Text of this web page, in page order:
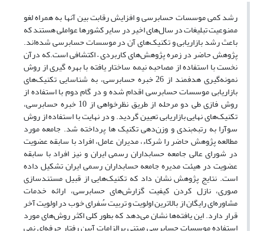
رشد کمی موسسات حسابرسی و افزایش رقابت بین آنها به همراه لغو
ممنوعیت تبلیغات در سال‌های اخیر در سایر کشورها عواملی هستند که
باعث رشد بازاریابی و تکنیک‌های آن در موسسات حسابرسی شده‌اند.
پژوهش حاضر در زمره پژوهش‌های کاربردی – اکتشافی است.که درآن
نخست با استفاده از مصاحبه نیمه ساختار یافته با بهره گیری از روش
نمونه‌گیری هدفمند از 26 خبره حسابرسی، به شناسایی تکنیک‌های
بازاریابی موسسات حسابرسی اقدام شده و در گام دوم با استفاده از
روش فازی طی دو مرحله از طریق نظرخواهی از 10 خبره حسابرسی،
تکنیک‌های نهایی بازاریابی تعیین گردید. و در نهایت با استفاده از روش
سوآرا به رتبه‌بندی و وزن‌دهی تکنیک ها پرداخته شد. جامعه مورد
مطالعه پژوهش حاضر را شرکاء، مدیران عامل، افراد با سابقه عضویت
در شورای عالی جامعه حسابداران رسمی ایران و نیز افراد با سابقه
عضویت در هیئت مدیره جامعه حسابداران رسمی ایران تشکیل داده
است. نتایج پژوهش نشان داد که تکنیک‌هایی از قبیل مستندسازی
صوری، نازل کردن کیفیت گزارش‌های حسابرسی، ارائه خدمات
مشاوره‌ای رایگان از بالاترین اولویت و تربیت سُفرای خوب در اولویت آخر
قرار دارد. این یافته‌ها نشان می‌دهد که بطور کلی اکثر روش‌های مورد